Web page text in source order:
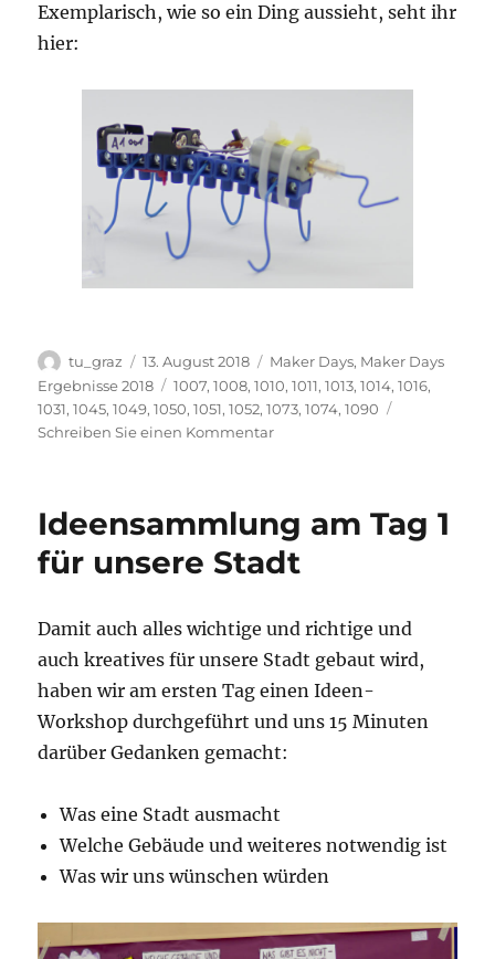
Exemplarisch, wie so ein Ding aussieht, seht ihr
hier:
Autor
tu_graz
Veröffentlicht
am
13. August 2018 Kategorien
Maker Days, Maker Days
Ergebnisse 2018
Schlagwörter
1007,1008,1010,1011,1013,1014,1016,
1031,1045,1049,1050,1051,1052,1073,1074,1090
Schreiben Sie einen Kommentarzu
Roboter
wurden
gelötet!
Ideensammlung am Tag 1
für unsere Stadt
Damit auch alles wichtige und richtige und
auch kreatives für unsere Stadt gebaut wird,
haben wir am ersten Tag einen Ideen-
Workshop durchgeführt und uns 15 Minuten
darüber Gedanken gemacht:
Was eine Stadt ausmacht
Welche Gebäude und weiteres notwendig ist
Was wir uns wünschen würden